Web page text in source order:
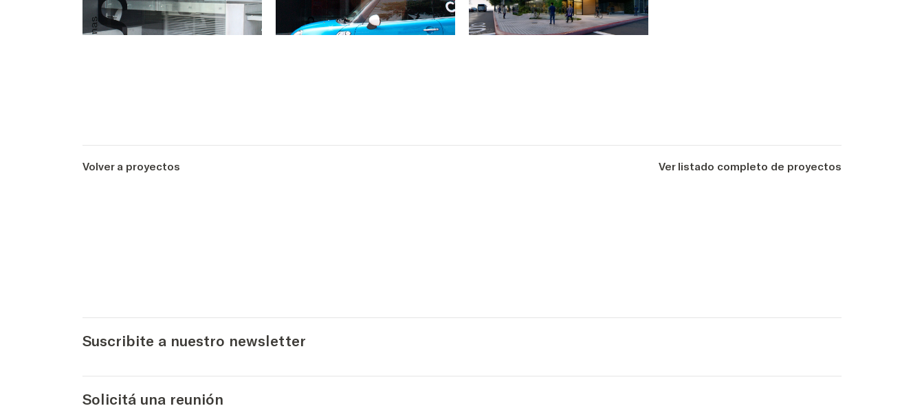
Volver a proyectos Ver listado completo de proyectos
Suscribite a nuestro newsletter
Solicitá una reunión